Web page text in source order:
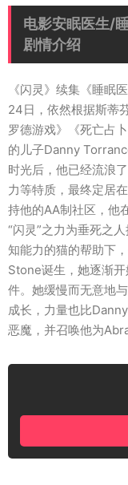
电影安眠医生/
剧情介绍
《闪灵》续集《睡眠
24日，依然根据斯蒂
罗德游戏》《死亡占
的儿子Danny
时光后，他已经流浪
力等特质，最终定居
持他的AA制社区，他
“闪灵”之力为垂死之
知能力的猫的帮助下
Stone诞生，她逐渐
件。她缓慢而无意地
成长，力量也比
恶魔，并召唤他为